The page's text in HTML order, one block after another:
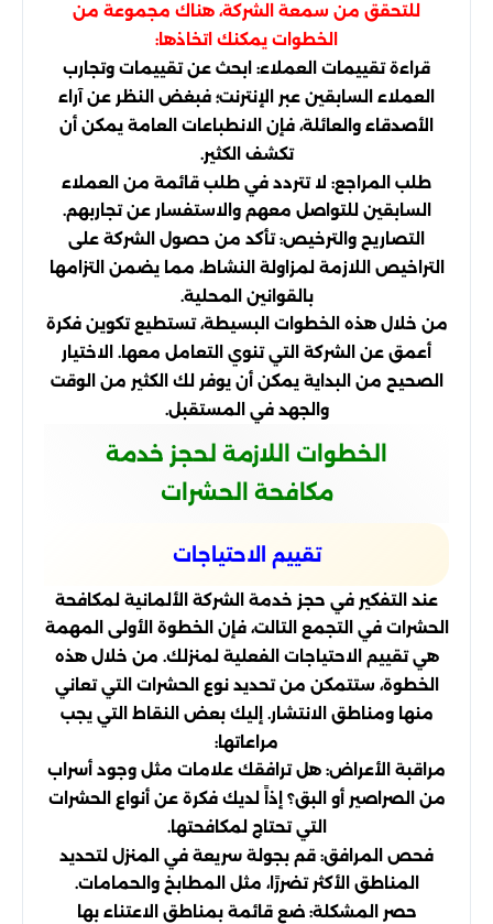
للتحقق من سمعة الشركة، هناك مجموعة من
الخطوات يمكنك اتخاذها:
قراءة تقييمات العملاء: ابحث عن تقييمات وتجارب
العملاء السابقين عبر الإنترنت؛ فبغض النظر عن آراء
الأصدقاء والعائلة، فإن الانطباعات العامة يمكن أن
تكشف الكثير.
طلب المراجع: لا تتردد في طلب قائمة من العملاء
السابقين للتواصل معهم والاستفسار عن تجاربهم.
التصاريح والترخيص: تأكد من حصول الشركة على
التراخيص اللازمة لمزاولة النشاط، مما يضمن التزامها
بالقوانين المحلية.
من خلال هذه الخطوات البسيطة، تستطيع تكوين فكرة
أعمق عن الشركة التي تنوي التعامل معها. الاختيار
الصحيح من البداية يمكن أن يوفر لك الكثير من الوقت
والجهد في المستقبل.
الخطوات اللازمة لحجز خدمة
مكافحة الحشرات
تقييم الاحتياجات
عند التفكير في حجز خدمة الشركة الألمانية لمكافحة
الحشرات في التجمع التالت، فإن الخطوة الأولى المهمة
هي تقييم الاحتياجات الفعلية لمنزلك. من خلال هذه
الخطوة، ستتمكن من تحديد نوع الحشرات التي تعاني
منها ومناطق الانتشار. إليك بعض النقاط التي يجب
مراعاتها:
مراقبة الأعراض: هل ترافقك علامات مثل وجود أسراب
من الصراصير أو البق؟ إذاً لديك فكرة عن أنواع الحشرات
التي تحتاج لمكافحتها.
فحص المرافق: قم بجولة سريعة في المنزل لتحديد
المناطق الأكثر تضررًا، مثل المطابخ والحمامات.
حصر المشكلة: ضع قائمة بمناطق الاعتناء بها